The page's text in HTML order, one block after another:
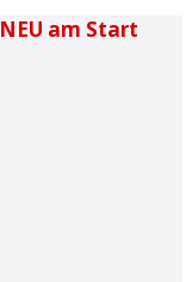
NEU am Start